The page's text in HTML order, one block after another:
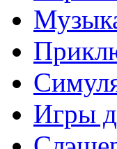
Игры